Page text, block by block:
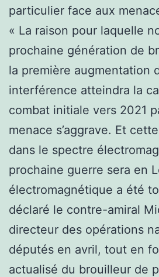
particulier face aux
« La raison pour laquelle
prochaine génération de
la première augmentation
interférence atteindra la
combat initiale vers 2021
menace s’aggrave. Et
dans le spectre
prochaine guerre sera en
électromagnétique a été
déclaré le contre-amiral
directeur des opérations
députés en avril, tout en
actualisé du brouilleur de